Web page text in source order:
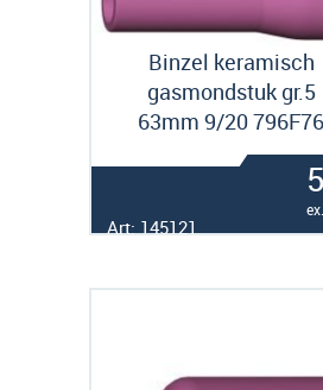
Binzel keramisch
gasmondstuk gr.5
63mm 9/20 796F76
Art: 145121